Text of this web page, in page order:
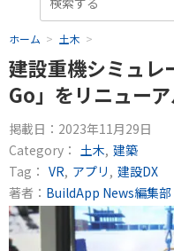
ホーム 土木
建設重機シミュレ
Go」をリニュー
掲載日： 2023年11月29日
Category： 土木 建築
Tag： VR アプリ 建設DX
著者： BuildApp News編集部